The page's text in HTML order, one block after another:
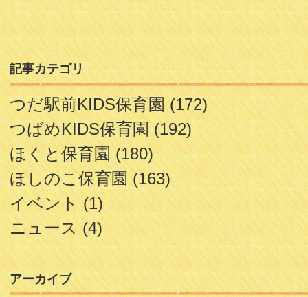
記事カテゴリ
つだ駅前KIDS保育園(172)
つばめKIDS保育園(192)
ほくと保育園(180)
ほしのこ保育園(163)
イベント(1)
ニュース(4)
アーカイブ